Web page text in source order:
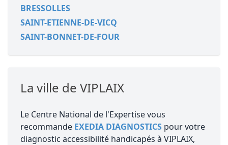
BRESSOLLES
SAINT-ETIENNE-DE-VICQ
SAINT-BONNET-DE-FOUR
La ville de VIPLAIX
Le Centre National de l'Expertise vous
recommande EXEDIA DIAGNOSTICS pour votre
diagnostic accessibilité handicapés à VIPLAIX,